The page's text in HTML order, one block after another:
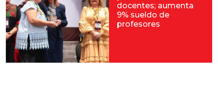
docentes; aumenta
9% sueldo de
profesores